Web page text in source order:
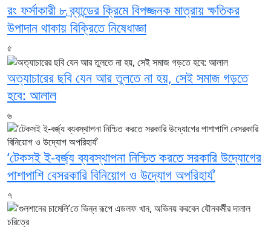
রং ফর্সাকারী ৮ ব্র্যান্ডের ক্রিমে বিপজ্জনক মাত্রায় ক্ষতিকর
উপাদান থাকায় বিক্রিতে নিষেধাজ্ঞা
৫
অত্যাচারের ছবি যেন আর তুলতে না হয়, সেই সমাজ গড়তে
হবে: আলাল
৬
‘টেকসই ই-বর্জ্য ব্যবস্থাপনা নিশ্চিত করতে সরকারি উদ্যোগের
পাশাপাশি বেসরকারি বিনিয়োগ ও উদ্যোগ অপরিহার্য’
৭